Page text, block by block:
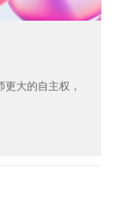
大的自主权，